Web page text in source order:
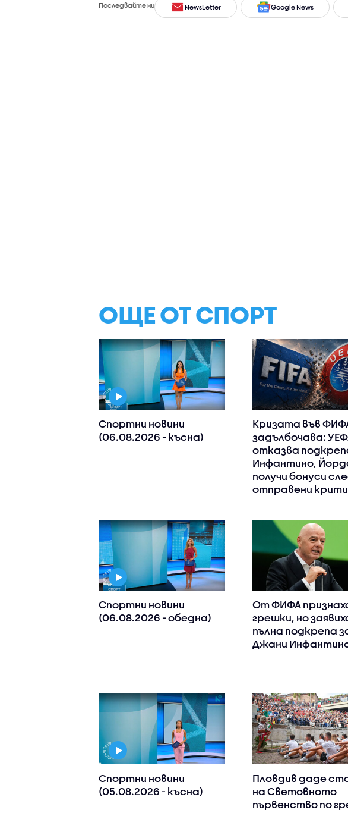
Последвайте ни NewsLetter Google News
ОЩЕ ОТ СПОРТ
Спортни новини
(06.08.2026 - късна)
Кризата във
задълбочава:
отказва
Инфантино,
получи бонуси
отправени
Спортни новини
(06.08.2026 - обедна)
От ФИФА
грешки, но
пълна подкрепа
Джани
Спортни новини
(05.08.2026 - късна)
Пловдив даде
на Световното
първенство по